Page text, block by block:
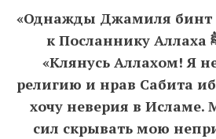
«Однажды Джамиля бинт
к Посланнику Аллаха ﷺ и сказала:
«Клянусь Аллахом! Я
религию и нрав Сабита
хочу неверия в Исламе.
сил скрывать мою